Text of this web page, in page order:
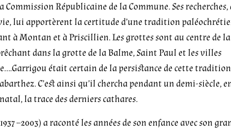
Commission Républicaine de la Commune. Ses recherches,
lui apportèrent la certitude d’une tradition
à Montan et à Priscillien. Les grottes sont au centre de
dans la grotte de la Balme, Saint Paul et les villes
était certain de la persistance de cette tradition
C’est ainsi qu’il chercha pendant un demi-siècle,
la trace des derniers cathares.
–2003) a raconté les années de son enfance avec son